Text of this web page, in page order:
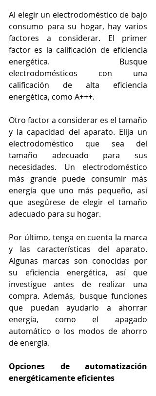
Al elegir un electrodoméstico de bajo
consumo para su hogar, hay varios
factores a considerar. El primer
factor es la calificación de eficiencia
energética. Busque
electrodomésticos con una
calificación de alta eficiencia
energética, como A+++.
Otro factor a considerar es el tamaño
y la capacidad del aparato. Elija un
electrodoméstico que sea del
tamaño adecuado para sus
necesidades. Un electrodoméstico
más grande puede consumir más
energía que uno más pequeño, así
que asegúrese de elegir el tamaño
adecuado para su hogar.
Por último, tenga en cuenta la marca
y las características del aparato.
Algunas marcas son conocidas por
su eficiencia energética, así que
investigue antes de realizar una
compra. Además, busque funciones
que puedan ayudarlo a ahorrar
energía, como el apagado
automático o los modos de ahorro
de energía.
Opciones de automatización
energéticamente eficientes